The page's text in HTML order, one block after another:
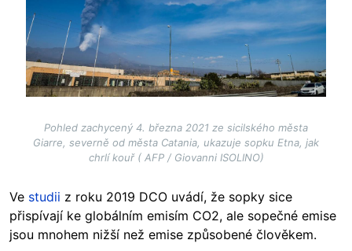
Pohled zachycený 4. března 2021 ze sicilského města
Giarre, severně od města Catania, ukazuje sopku Etna, jak
chrlí kouř ( AFP / Giovanni ISOLINO)
Ve studii z roku 2019 DCO uvádí, že sopky sice
přispívají ke globálním emisím CO2, ale sopečné emise
jsou mnohem nižší než emise způsobené člověkem.